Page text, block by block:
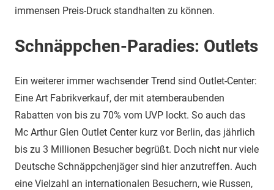
immensen Preis-Druck standhalten zu können.
Schnäppchen-Paradies: Outlets
Ein weiterer immer wachsender Trend sind Outlet-Center:
Eine Art Fabrikverkauf, der mit atemberaubenden
Rabatten von bis zu 70% vom UVP lockt. So auch das
Mc Arthur Glen Outlet Center kurz vor Berlin, das jährlich
bis zu 3 Millionen Besucher begrüßt. Doch nicht nur viele
Deutsche Schnäppchenjäger sind hier anzutreffen. Auch
eine Vielzahl an internationalen Besuchern, wie Russen,